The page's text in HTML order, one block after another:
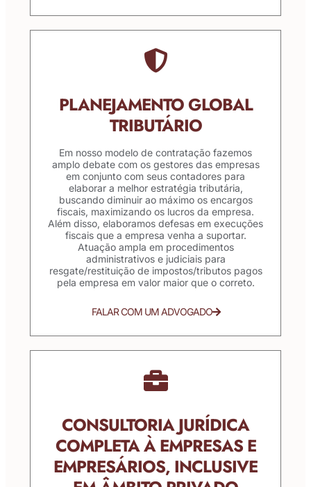
PLANEJAMENTO GLOBAL
TRIBUTÁRIO
Em nosso modelo de contratação fazemos
amplo debate com os gestores das empresas
em conjunto com seus contadores para
elaborar a melhor estratégia tributária,
buscando diminuir ao máximo os encargos
fiscais, maximizando os lucros da empresa.
Além disso, elaboramos defesas em execuções
fiscais que a empresa venha a suportar.
Atuação ampla em procedimentos
administrativos e judiciais para
resgate/restituição de impostos/tributos pagos
pela empresa em valor maior que o correto.
FALAR COM UM ADVOGADO
CONSULTORIA JURÍDICA
COMPLETA À EMPRESAS E
EMPRESÁRIOS, INCLUSIVE